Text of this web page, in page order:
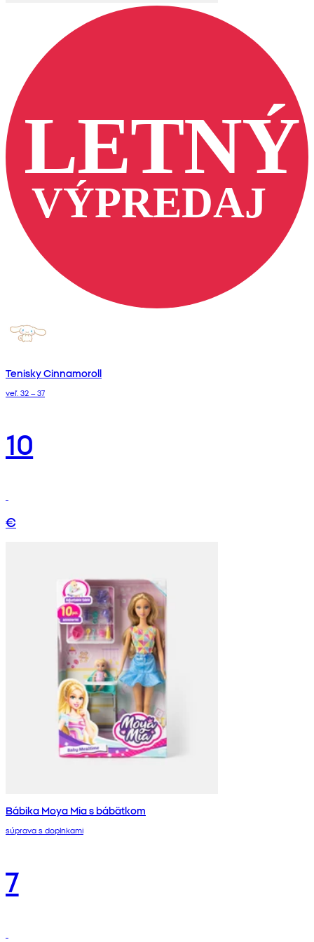
Tenisky Cinnamoroll
veľ. 32 – 37
10
€
Bábika Moya Mia s bábätkom
súprava s doplnkami
7